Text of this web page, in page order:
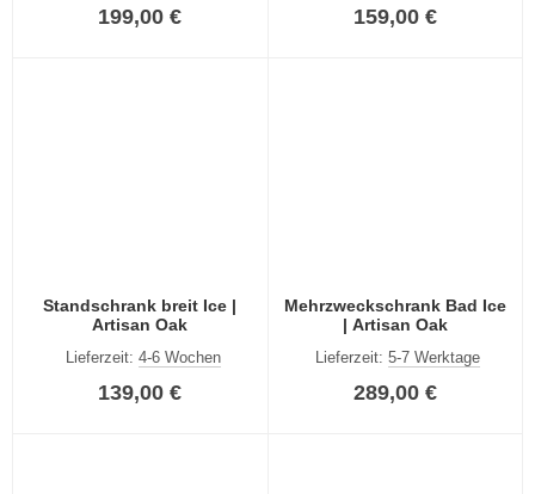
199,00 € 159,00 €
Standschrank breit Ice |
Artisan Oak
Lieferzeit: 4-6 Wochen
139,00 €
Mehrzweckschrank Bad Ice
| Artisan Oak
Lieferzeit:5-7 Werktage
289,00 €